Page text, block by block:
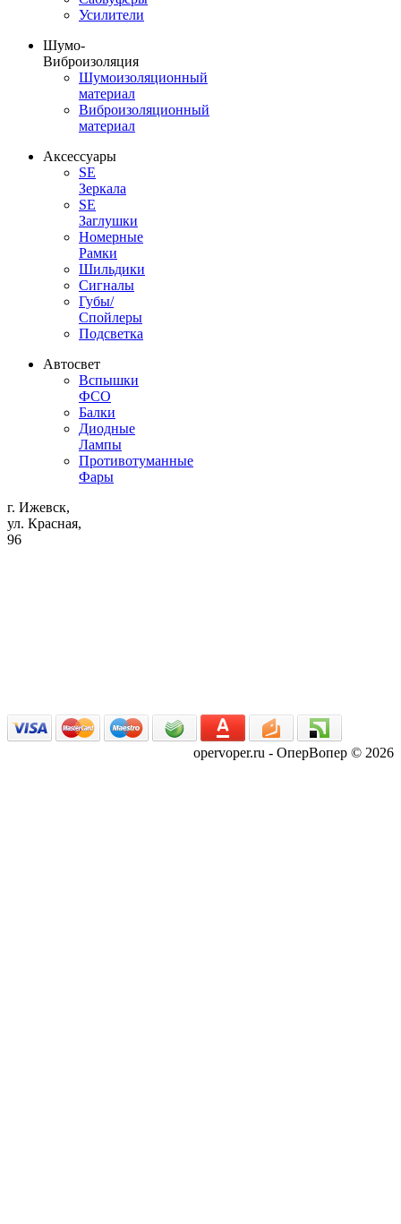
Усилители
Шумо-
Виброизоляция
Шумоизоляционный
материал
Виброизоляционный
материал
Аксессуары
SE
Зеркала
SE
Заглушки
Номерные
Рамки
Шильдики
Сигналы
Губы/
Спойлеры
Подсветка
Автосвет
Вспышки
ФСО
Балки
Диодные
Лампы
Противотуманные
Фары
г. Ижевск,
ул. Красная,
96
opervoper.ru - ОперВопер © 2026